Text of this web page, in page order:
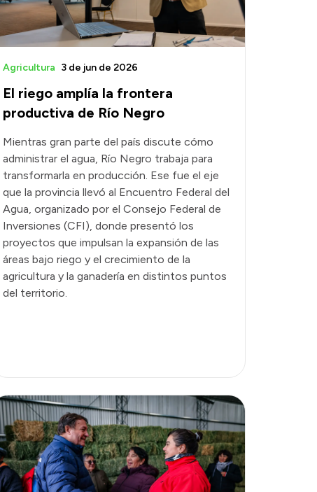
El riego amplía la frontera
productiva de Río Negro
Agricultura 3 de jun de 2026
Mientras gran parte del país discute cómo
administrar el agua, Río Negro trabaja para
transformarla en producción. Ese fue el eje
que la provincia llevó al Encuentro Federal del
Agua, organizado por el Consejo Federal de
Inversiones (CFI), donde presentó los
proyectos que impulsan la expansión de las
áreas bajo riego y el crecimiento de la
agricultura y la ganadería en distintos puntos
del territorio.